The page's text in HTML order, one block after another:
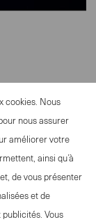
cookies. Nous
nous assurer
améliorer votre
ainsi qu’à
de vous présenter
et de
Vous